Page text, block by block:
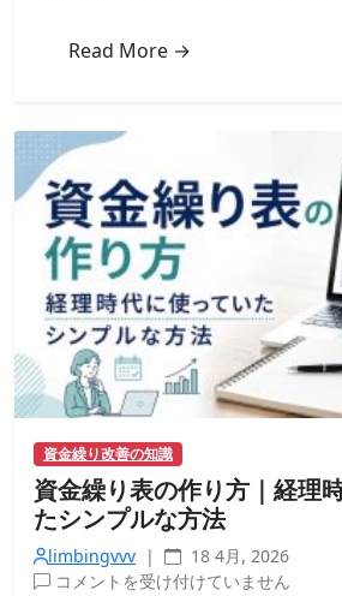
し
か
ら
入
金
ま
で
の
流
れ
を
時
系
列
で
解
説
は
Read More →
資金繰り改善の知識
資金繰り表の作り方｜経理
たシンプルな方法
limbingvvv |
18 4月, 2026
資
コメントを受け付けていません